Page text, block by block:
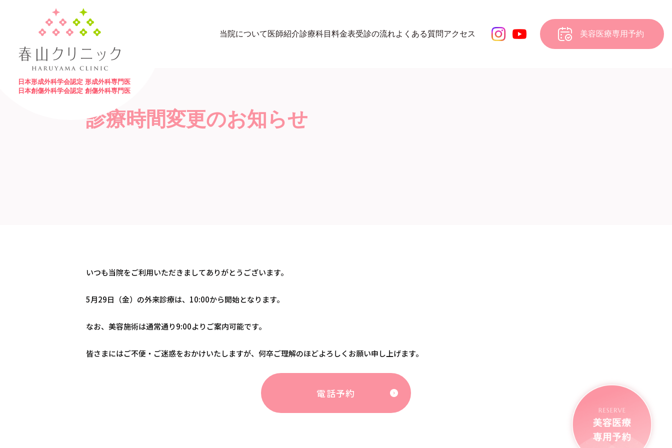
日本形成外科学会認定 形成外科専門医
日本創傷外科学会認定 創傷外科専門医
当院について 医師紹介診療科目 料金表受診の流れよくある質問アクセス 美容医療専用予約
診療時間変更のお知らせ
いつも当院をご利用いただきましてありがとうございます。
5月29日（金）の外来診療は、10:00から開始となります。
なお、美容施術は通常通り9:00よりご案内可能です。
皆さまにはご不便・ご迷惑をおかけいたしますが、何卒ご理解のほどよろしくお願い申し上げます。
電話予約